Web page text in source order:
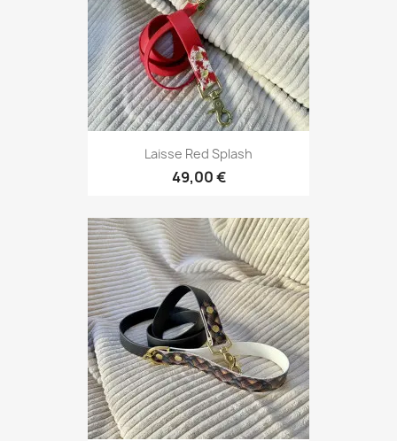
Laisse Red Splash
49,00 €